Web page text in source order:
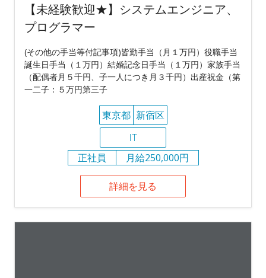
【未経験歓迎★】システムエンジニア、
プログラマー
(その他の手当等付記事項)皆勤手当（月１万円）役職手当
誕生日手当（１万円）結婚記念日手当（１万円）家族手当
（配偶者月５千円、子一人につき月３千円）出産祝金（第
一二子：５万円第三子
東京都 新宿区
IT
正社員
月給250,000円
詳細を見る